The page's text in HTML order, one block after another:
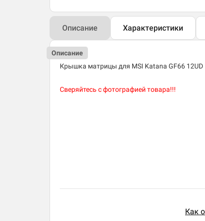
Описание Характеристики
Описание
Крышка матрицы для MSI Katana GF66 12UD
Сверяйтесь с фотографией товара!!!
Как